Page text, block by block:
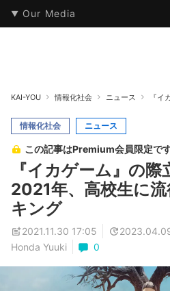
Our Media
本・文芸 情報化社会
KAI-YOU 情報化社会 ニュース 『
情報化社会 ニュース
この記事はPremium会員限定で
『イカゲーム』の
2021年、高校生に
キング
2021.11.30 17:05
Honda Yuuki
0